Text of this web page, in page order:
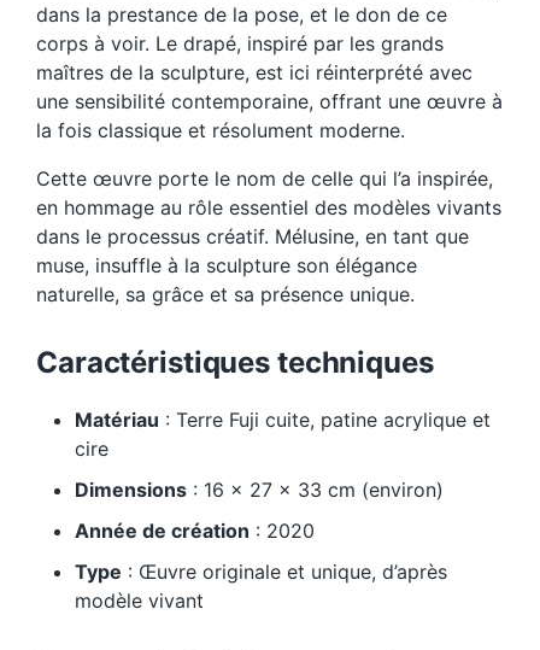
dans la prestance de la pose, et le don de ce
corps à voir. Le drapé, inspiré par les grands
maîtres de la sculpture, est ici réinterprété avec
une sensibilité contemporaine, offrant une œuvre à
la fois classique et résolument moderne.
Cette œuvre porte le nom de celle qui l’a inspirée,
en hommage au rôle essentiel des modèles vivants
dans le processus créatif. Mélusine, en tant que
muse, insuffle à la sculpture son élégance
naturelle, sa grâce et sa présence unique.
Caractéristiques techniques
Matériau : Terre Fuji cuite, patine acrylique et
cire
Dimensions : 16 x 27 x 33 cm (environ)
Année de création : 2020
Type : Œuvre originale et unique, d’après
modèle vivant